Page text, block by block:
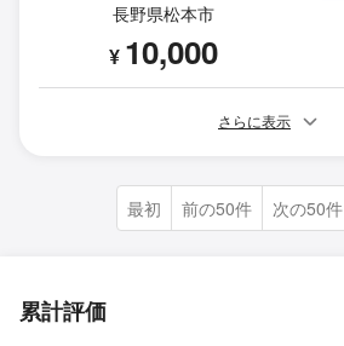
長野県松本市
¥ 10,000
さらに表示
最初 前の50件 次の50件
累計評価